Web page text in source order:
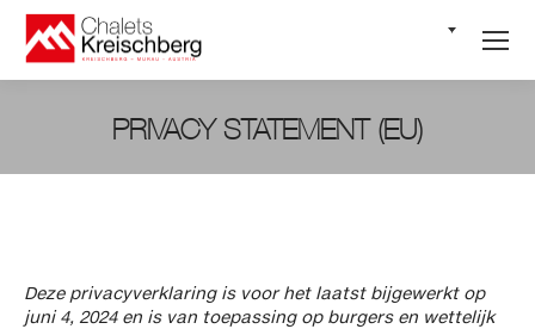
PRIVACY STATEMENT (EU)
Deze privacyverklaring is voor het laatst bijgewerkt op
juni 4, 2024 en is van toepassing op burgers en wettelijk